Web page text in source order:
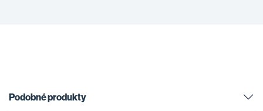
Podobné produkty